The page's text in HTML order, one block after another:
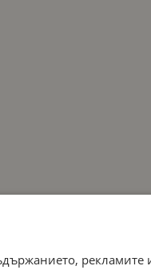
рекламите